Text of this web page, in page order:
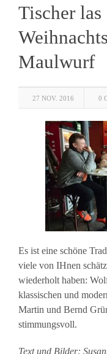
Tischer las
Maulwurf
27 NOV. 2016 0
Es ist eine schöne
viele von IHnen
wiederholt haben:
klassischen und
Martin und Bernd
stimmungsvoll.
Text und Bilder: